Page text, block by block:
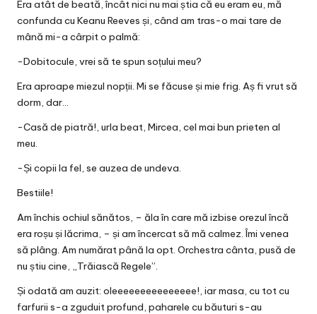
Era atât de beată, încât nici nu mai știa că eu eram eu, mă
confunda cu Keanu Reeves și, când am tras-o mai tare de
mână mi-a cârpit o palmă:
-Dobitocule, vrei să te spun soțului meu?
Era aproape miezul nopții. Mi se făcuse și mie frig. Aș fi vrut să
dorm, dar…
-Casă de piatră!, urla beat, Mircea, cel mai bun prieten al
meu.
-Și copii la fel, se auzea de undeva.
Bestiile!
Am închis ochiul sănătos, – ăla în care mă izbise orezul încă
era roșu și lăcrima, – și am încercat să mă calmez. Îmi venea
să plâng. Am numărat până la opt. Orchestra cânta, pusă de
nu știu cine, „Trăiască Regele”.
Și odată am auzit: oleeeeeeeeeeeeeee!, iar masa, cu tot cu
farfurii s-a zguduit profund, paharele cu băuturi s-au